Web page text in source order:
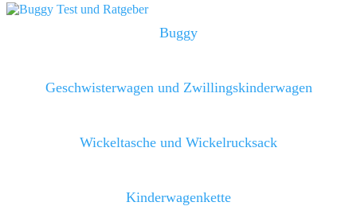
Buggy
Geschwisterwagen und Zwillingskinderwagen
Wickeltasche und Wickelrucksack
Kinderwagenkette